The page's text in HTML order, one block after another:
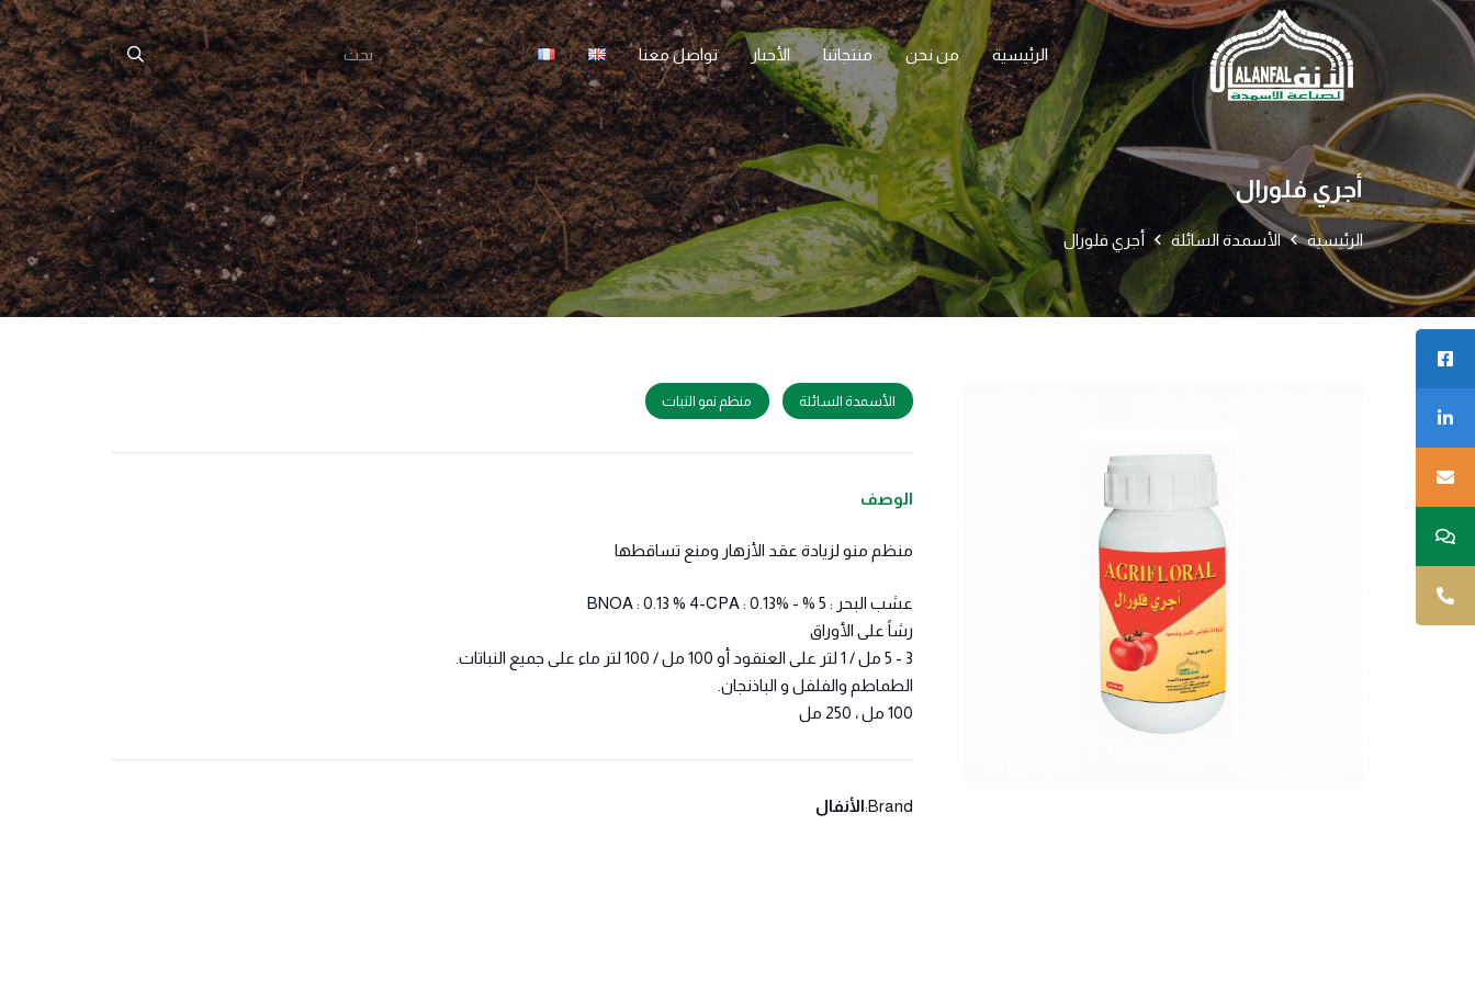
الرئيسية من نحن منتجاتنا الأخبار تواصل معنا
أجري فلورال
الرئيسية الأسمدة السائلة أجري فلورال
الأسمدة السائلة منظم نمو النبات
الوصف
منظم منو لزيادة عقد الأزهار ومنع تساقطها
عشب البحر : 5 % - %BNOA : 0.13 % 4-CPA : 0.13
رشاً على الأوراق
3 - 5 مل / 1 لتر على العنقود أو 100 مل / 100 لتر ماء على جميع النباتات.
الطماطم والفلفل و الباذنجان.
100 مل ، 250 مل
Brand: الأنفال